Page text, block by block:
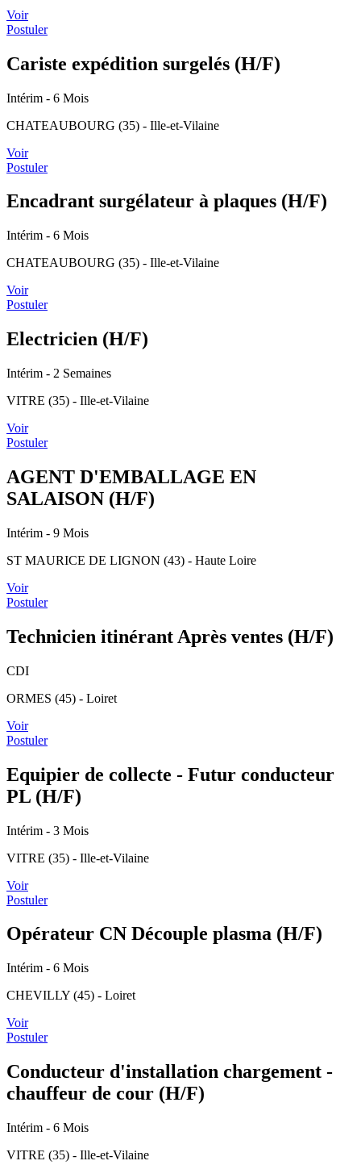
Voir
Postuler
Cariste expédition surgelés (H/F)
Intérim - 6 Mois
CHATEAUBOURG (35) - Ille-et-Vilaine
Voir
Postuler
Encadrant surgélateur à plaques (H/F)
Intérim - 6 Mois
CHATEAUBOURG (35) - Ille-et-Vilaine
Voir
Postuler
Electricien (H/F)
Intérim - 2 Semaines
VITRE (35) - Ille-et-Vilaine
Voir
Postuler
AGENT D'EMBALLAGE EN
SALAISON (H/F)
Intérim - 9 Mois
ST MAURICE DE LIGNON (43) - Haute Loire
Voir
Postuler
Technicien itinérant Après ventes (H/F)
CDI
ORMES (45) - Loiret
Voir
Postuler
Equipier de collecte - Futur conducteur
PL (H/F)
Intérim - 3 Mois
VITRE (35) - Ille-et-Vilaine
Voir
Postuler
Opérateur CN Découple plasma (H/F)
Intérim - 6 Mois
CHEVILLY (45) - Loiret
Voir
Postuler
Conducteur d'installation chargement -
chauffeur de cour (H/F)
Intérim - 6 Mois
VITRE (35) - Ille-et-Vilaine